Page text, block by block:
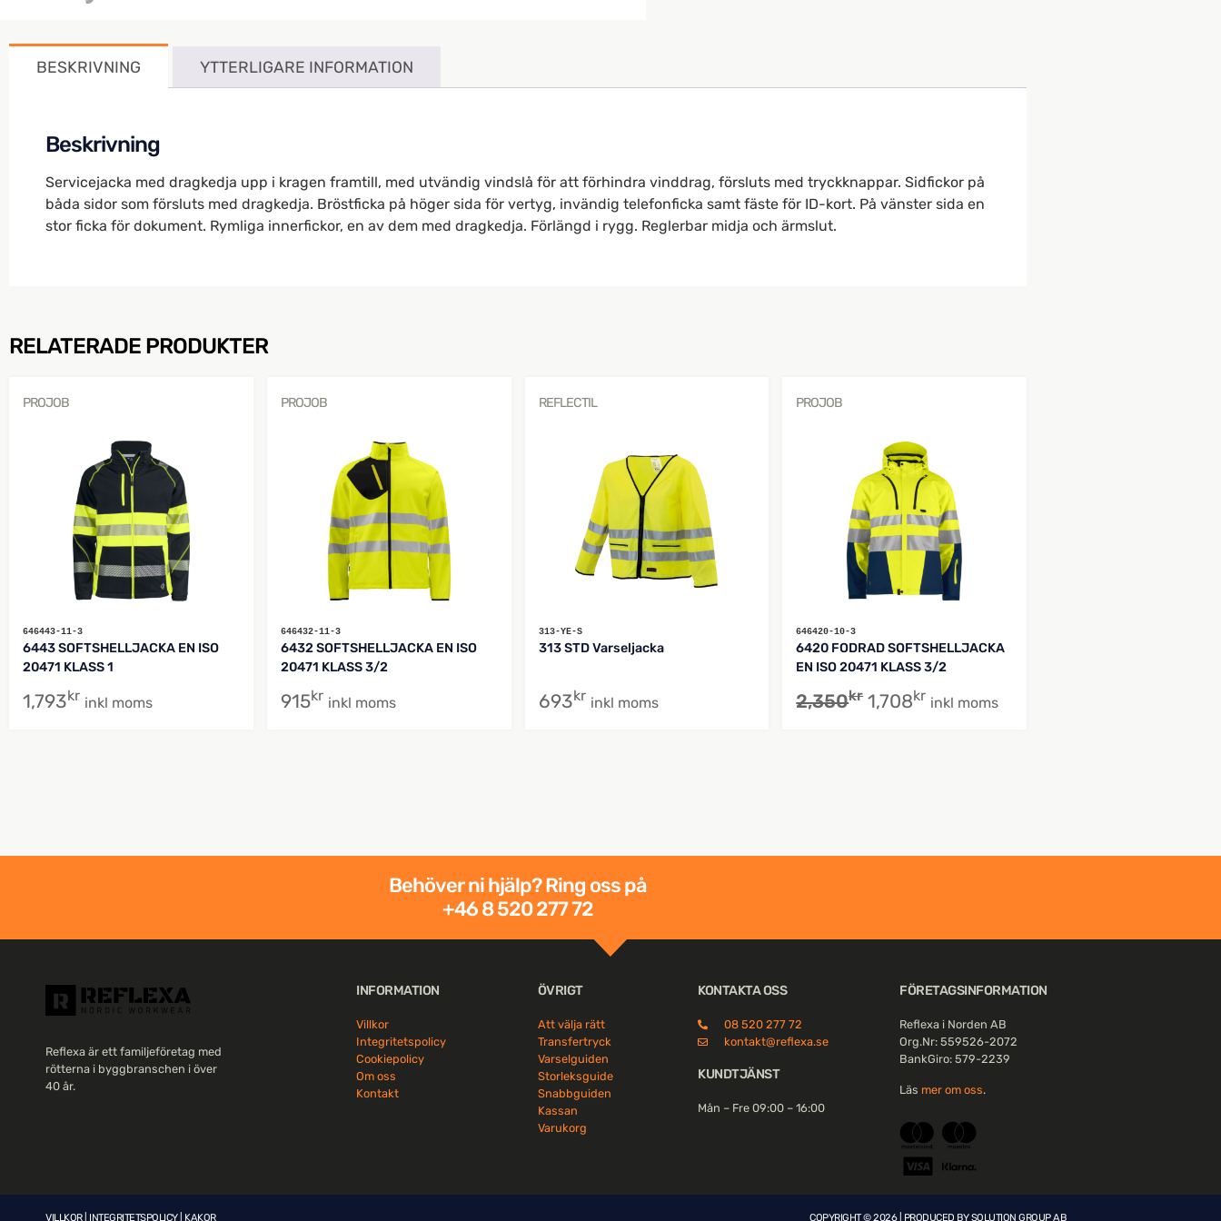
BESKRIVNING YTTERLIGARE INFORMATION
Beskrivning
Servicejacka med dragkedja upp i kragen framtill, med utvändig vindslå för att förhindra vinddrag, försluts med tryckknappar. Sidfickor på
båda sidor som försluts med dragkedja. Bröstficka på höger sida för vertyg, invändig telefonficka samt fäste för ID-kort. På vänster sida en
stor ficka för dokument. Rymliga innerfickor, en av dem med dragkedja. Förlängd i rygg. Reglerbar midja och ärmslut.
RELATERADE PRODUKTER
PROJOB
646443-11-3
6443 SOFTSHELLJACKA EN ISO
20471 KLASS 1
1,793kr inkl moms
PROJOB
646432-11-3
6432 SOFTSHELLJACKA EN ISO
20471 KLASS 3/2
915kr inkl moms
REFLECTIL
313-YE-S
313 STD Varseljacka
693kr inkl moms
PROJOB
646420-10-3
6420 FODRAD SOFTSHELLJACKA
EN ISO 20471 KLASS 3/2
2,350kr 1,708kr inkl moms
Behöver ni hjälp? Ring oss på
+46 8 520 277 72
Reflexa är ett familjeföretag med
rötterna i byggbranschen i över
40 år.
INFORMATION
Villkor
Integritetspolicy
Cookiepolicy
Om oss
Kontakt
ÖVRIGT
Att välja rätt
Transfertryck
Varselguiden
Storleksguide
Snabbguiden
Kassan
Varukorg
KONTAKTA OSS
08 520 277 72
kontakt@reflexa.se
KUNDTJÄNST
Mån – Fre 09:00 – 16:00
FÖRETAGSINFORMATION
Reflexa i Norden AB
Org.Nr: 559526-2072
BankGiro: 579-2239
Läs mer om oss.
VILLKOR| INTEGRITETSPOLICY| KAKOR COPYRIGHT © 2026 | PRODUCED BYSOLUTION GROUP AB